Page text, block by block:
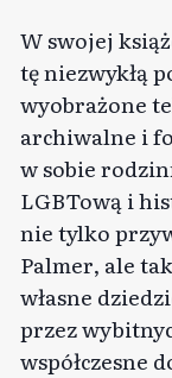
W swojej
tę niezwykłą
wyobrażone
archiwalne i
w sobie
LGBTową i
nie tylko
Palmer, ale
własne
przez
współczesne